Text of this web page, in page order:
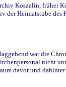
Koszalin,
Heimatstube
war die
nicht
davor und